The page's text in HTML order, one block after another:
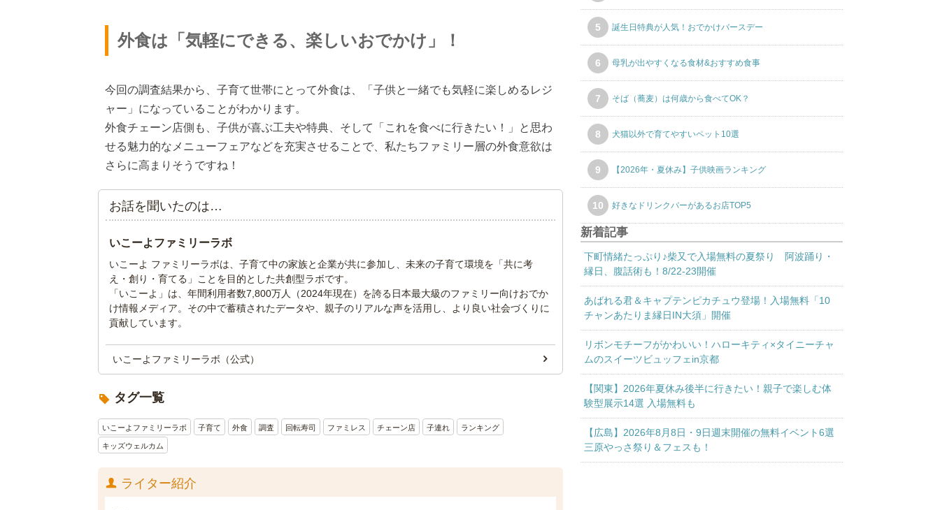
外食は「気軽にできる、楽しいおでかけ」！
今回の調査結果から、子育て世帯にとって外食は、「子供と一緒でも気軽に楽しめるレジ
ャー」になっていることがわかります。
外食チェーン店側も、子供が喜ぶ工夫や特典、そして「これを食べに行きたい！」と思わ
せる魅力的なメニューフェアなどを充実させることで、私たちファミリー層の外食意欲は
さらに高まりそうですね！
お話を聞いたのは…
いこーよファミリーラボ
いこーよ ファミリーラボは、子育て中の家族と企業が共に参加し、未来の子育て環境を「共に考
え・創り・育てる」ことを目的とした共創型ラボです。
「いこーよ」は、年間利用者数7,800万人（2024年現在）を誇る日本最大級のファミリー向けおでか
け情報メディア。その中で蓄積されたデータや、親子のリアルな声を活用し、より良い社会づくりに
貢献しています。
いこーよファミリーラボ（公式）
タグ一覧
いこーよファミリーラボ 子育て 外食 調査 回転寿司 ファミレス チェーン店 子連れ ランキング
キッズウェルカム
ライター紹介
5 誕生日特典が人気！おでかけバースデー
6 母乳が出やすくなる食材&おすすめ食事
7 そば（蕎麦）は何歳から食べてOK？
8 犬猫以外で育てやすいペット10選
9 【2026年・夏休み】子供映画ランキング
10 好きなドリンクバーがあるお店TOP5
新着記事
下町情緒たっぷり♪柴又で入場無料の夏祭り 阿波踊り・
縁日、腹話術も！8/22-23開催
あばれる君＆キャプテンピカチュウ登場！入場無料「10
チャンあたりま縁日IN大須」開催
リボンモチーフがかわいい！ハローキティ×タイニーチャ
ムのスイーツビュッフェin京都
【関東】2026年夏休み後半に行きたい！親子で楽しむ体
験型展示14選 入場無料も
【広島】2026年8月8日・9日週末開催の無料イベント6選
三原やっさ祭り＆フェスも！